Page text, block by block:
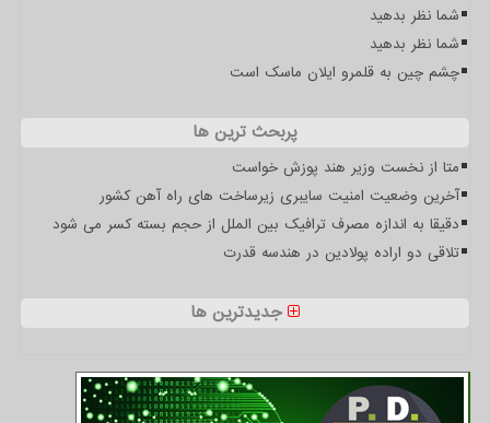
شما نظر بدهید
شما نظر بدهید
چشم چین به قلمرو ایلان ماسک است
پربحث ترین ها
متا از نخست وزیر هند پوزش خواست
آخرین وضعیت امنیت سایبری زیرساخت های راه آهن کشور
دقیقا به اندازه مصرف ترافیک بین الملل از حجم بسته کسر می شود
تلاقی دو اراده پولادین در هندسه قدرت
جدیدترین ها